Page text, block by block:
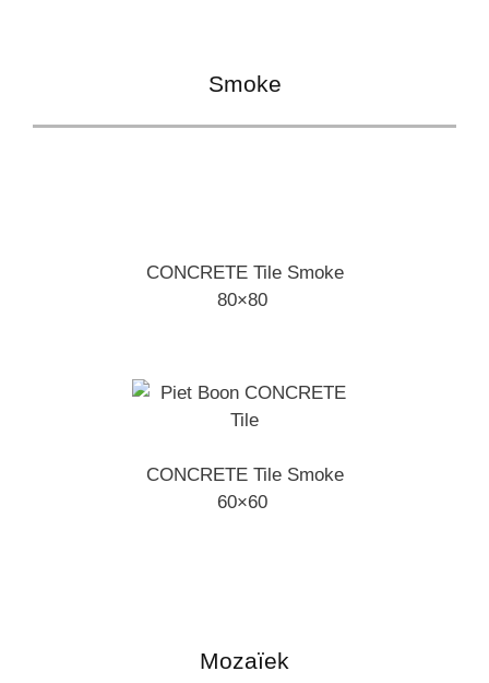
Smoke
CONCRETE Tile Smoke
80×80
CONCRETE Tile Smoke
60×60
Mozaïek